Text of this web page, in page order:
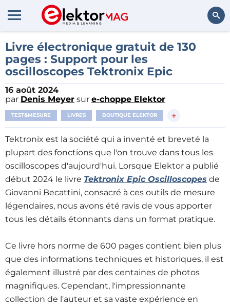
Rechercher
Livre électronique gratuit de 130
pages : Support pour les
oscilloscopes Tektronix Epic
16 août 2024
par Denis Meyer sur e-choppe Elektor
TEST&MESURE LIVRES BOUTIQUE ELEKTOR +
Tektronix est la société qui a inventé et breveté la
plupart des fonctions que l'on trouve dans tous les
oscilloscopes d'aujourd'hui. Lorsque Elektor a publié
début 2024 le livre Tektronix Epic Oscilloscopes de
Giovanni Becattini, consacré à ces outils de mesure
légendaires, nous avons été ravis de vous apporter
tous les détails étonnants dans un format pratique.
Ce livre hors norme de 600 pages contient bien plus
que des informations techniques et historiques, il est
également illustré par des centaines de photos
magnifiques. Cependant, l'impressionnante
collection de l'auteur et sa vaste expérience en